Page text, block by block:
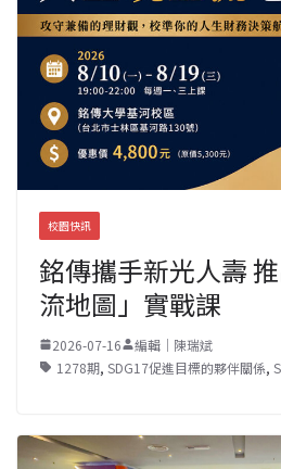
校園快訊
銘傳攜手新光人壽
流地圖」實戰課
2026-07-16
編輯｜陳瑞斌
1278期, SDG17促進目標的夥伴關係,